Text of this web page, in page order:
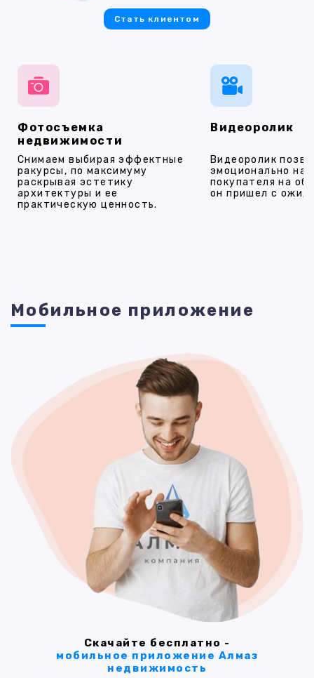
Фотосъемка
недвижимости
Снимаем выбирая эффектные
ракурсы, по максимуму
раскрывая эстетику
архитектуры и ее
практическую ценность.
Видеоролик
Видеоролик
эмоционально
покупателя на
он пришел с
Стать клиентом
Мобильное приложение
Скачайте бесплатно -
мобильное приложение Алмаз
недвижимость